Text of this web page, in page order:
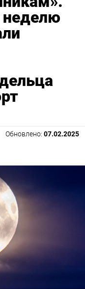
неделю
Обновлено: 07.02.2025